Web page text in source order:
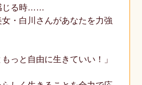
じる時……
女・白川さんがあなたを力強
もっと自由に生きていい！」